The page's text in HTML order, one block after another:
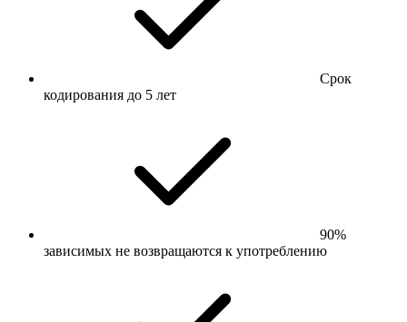
Срок
кодирования до 5 лет
90%
зависимых не возвращаются к употреблению